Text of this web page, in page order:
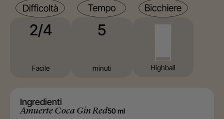
2/4
Facile
5
minuti ⁠Highball
Ingredienti
Amuerte Coca Gin Red50 ml